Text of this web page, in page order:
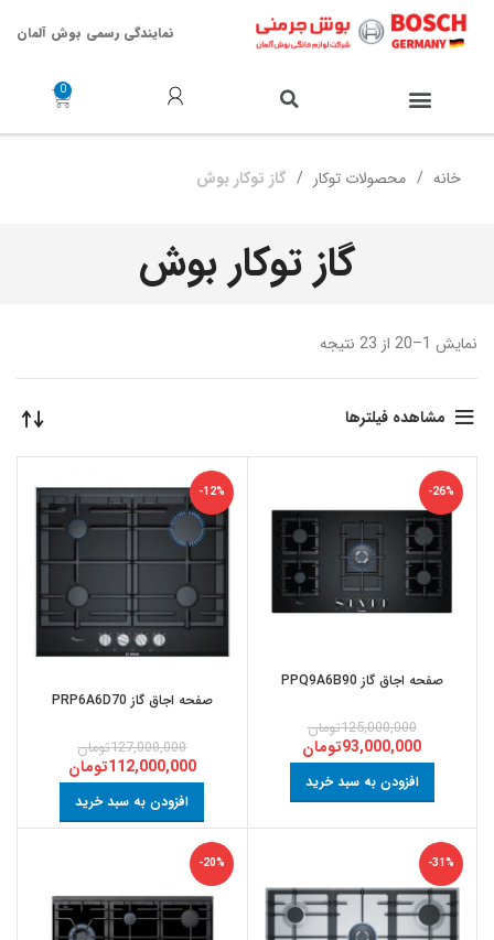
نمایندگی رسمی بوش آلمان
خانه محصولات توکار گاز توکار بوش
گاز توکار بوش
نمایش 1–20 از 23 نتیجه
مشاهده فیلترها
-26%
صفحه اجاق گاز PPQ9A6B90
125,000,000تومان
93,000,000تومان
افزودن به سبد خرید
-12%
صفحه اجاق گاز PRP6A6D70
127,000,000تومان
112,000,000تومان
افزودن به سبد خرید
-31%
-20%